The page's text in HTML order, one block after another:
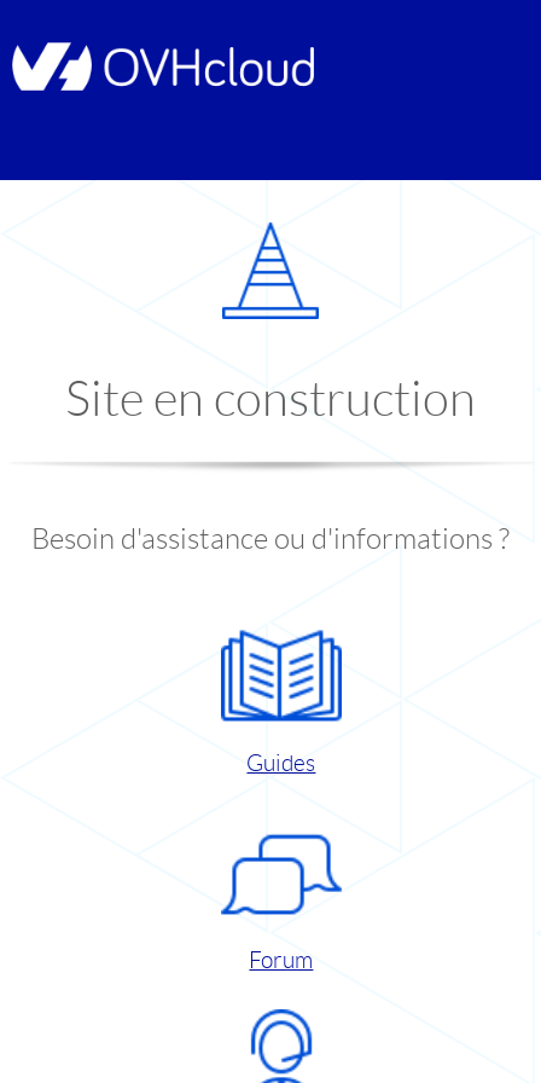
Site en construction
Besoin d'assistance ou d'informations ?
Guides
Forum